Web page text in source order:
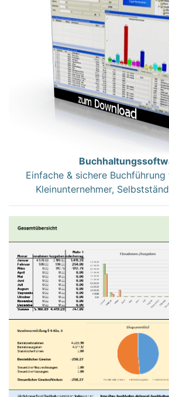
Einfache & sichere
Kleinunternehmer,